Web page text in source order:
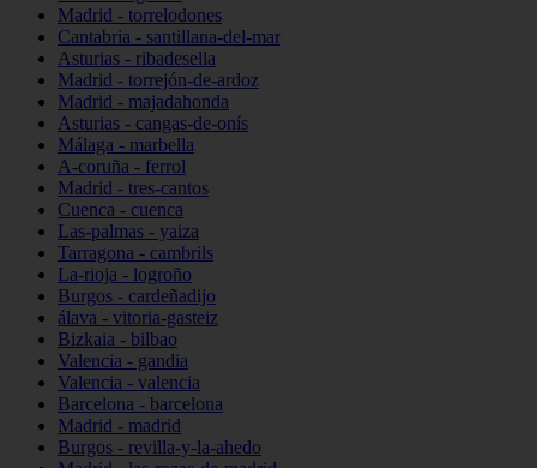
Madrid - torrelodones
Cantabria - santillana-del-mar
Asturias - ribadesella
Madrid - torrejón-de-ardoz
Madrid - majadahonda
Asturias - cangas-de-onís
Málaga - marbella
A-coruña - ferrol
Madrid - tres-cantos
Cuenca - cuenca
Las-palmas - yaiza
Tarragona - cambrils
La-rioja - logroño
Burgos - cardeñadijo
álava - vitoria-gasteiz
Bizkaia - bilbao
Valencia - gandia
Valencia - valencia
Barcelona - barcelona
Madrid - madrid
Burgos - revilla-y-la-ahedo